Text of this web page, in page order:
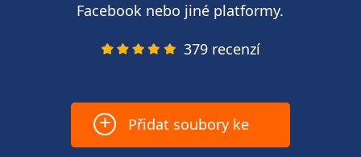
Facebook nebo jiné platformy.
379 recenzí
+ Přidat soubory ke